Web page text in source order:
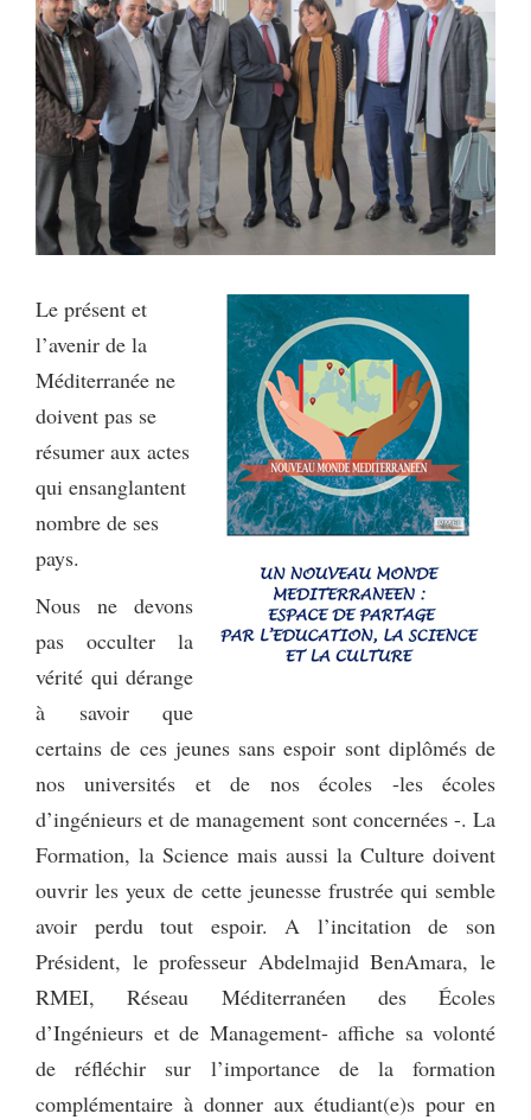
Le présent et
l’avenir de la
Méditerranée ne
doivent pas se
résumer aux actes
qui ensanglantent
nombre de ses
pays.
Nous ne devons
pas occulter la
vérité qui dérange
à savoir que
certains de ces jeunes sans espoir sont diplômés de
nos universités et de nos écoles -les écoles
d’ingénieurs et de management sont concernées -. La
Formation, la Science mais aussi la Culture doivent
ouvrir les yeux de cette jeunesse frustrée qui semble
avoir perdu tout espoir. A l’incitation de son
Président, le professeur Abdelmajid BenAmara, le
RMEI, Réseau Méditerranéen des Écoles
d’Ingénieurs et de Management- affiche sa volonté
de réfléchir sur l’importance de la formation
complémentaire à donner aux étudiant(e)s pour en